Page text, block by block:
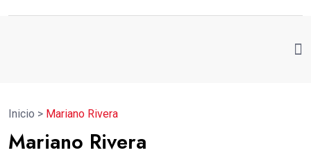
Inicio > Mariano Rivera
Mariano Rivera